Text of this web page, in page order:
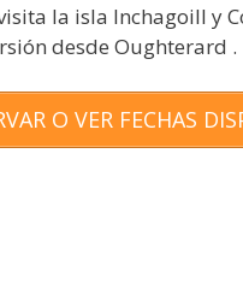
la isla Inchagoill y
desde Oughterard .
O VER FECHAS